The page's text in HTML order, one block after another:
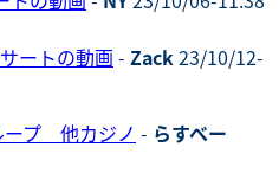
ートの動画 - Zack23/10/12-
プ 他カジノ - らすべー